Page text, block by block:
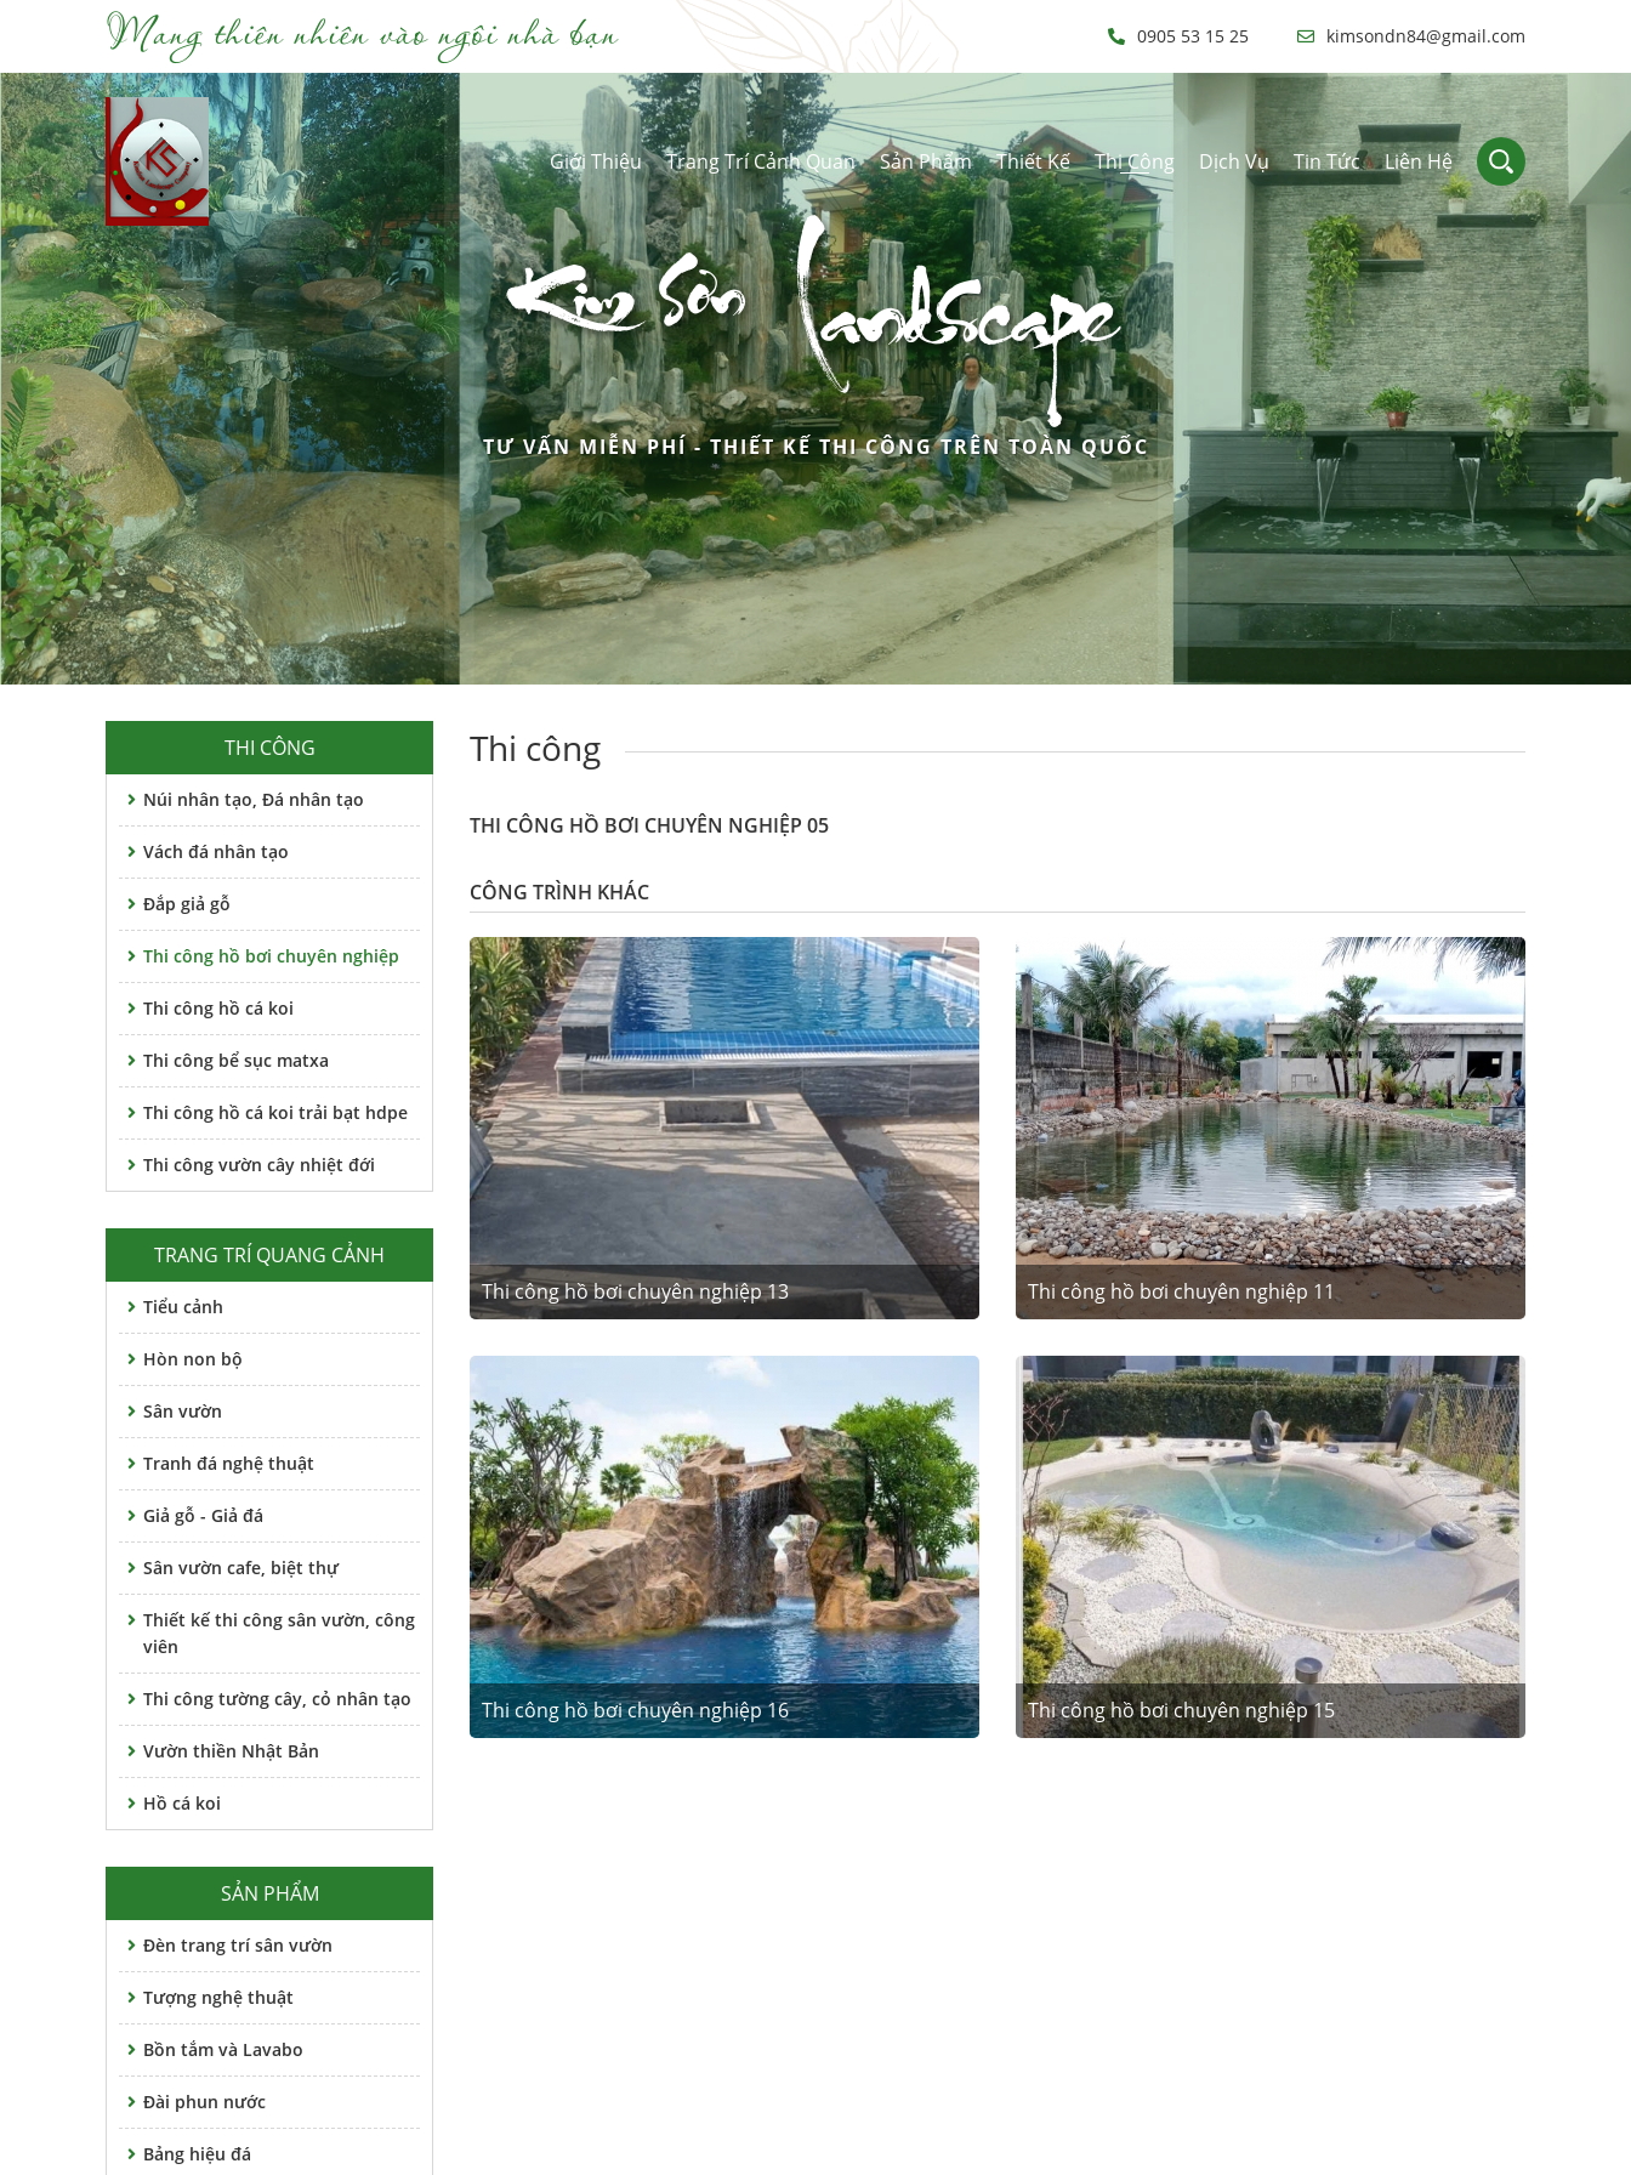
Mang thiên nhiên vào ngôi nhà bạn kimsondn84@gmail.com
0905 53 15 25
Giới Thiệu Trang Trí Cảnh Quan Sản Phẩm Thiết Kế Thi Công Dịch Vụ Tin Tức Liên Hệ
Kim SơnLandscape
TƯ VẤN MIỄN PHÍ - THIẾT KẾ THI CÔNG TRÊN TOÀN QUỐC
THI CÔNG
Núi nhân tạo, Đá nhân tạo
Vách đá nhân tạo
Đắp giả gỗ
Thi công hồ bơi chuyên nghiệp
Thi công hồ cá koi
Thi công bể sục matxa
Thi công hồ cá koi trải bạt hdpe
Thi công vườn cây nhiệt đới
TRANG TRÍ QUANG CẢNH
Tiểu cảnh
Hòn non bộ
Sân vườn
Tranh đá nghệ thuật
Giả gỗ - Giả đá
Sân vườn cafe, biệt thự
Thiết kế thi công sân vườn, công
viên
Thi công tường cây, cỏ nhân tạo
Vườn thiền Nhật Bản
Hồ cá koi
SẢN PHẨM
Đèn trang trí sân vườn
Tượng nghệ thuật
Bồn tắm và Lavabo
Đài phun nước
Bảng hiệu đá
Thi công
THI CÔNG HỒ BƠI CHUYÊN NGHIỆP 05
CÔNG TRÌNH KHÁC
Thi công hồ bơi chuyên nghiệp 13 Thi công hồ bơi chuyên nghiệp 11
Thi công hồ bơi chuyên nghiệp 16 Thi công hồ bơi chuyên nghiệp 15